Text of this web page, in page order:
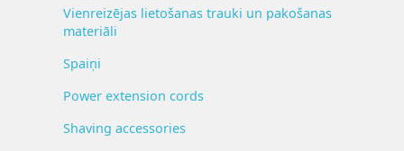
Vienreizējas lietošanas trauki un pakošanas
materiāli
Spaiņi
Power extension cords
Shaving accessories